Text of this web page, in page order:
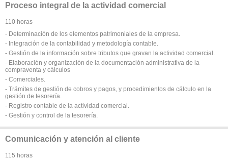
Proceso integral de la actividad comercial
110 horas
- Determinación de los elementos patrimoniales de la empresa.
- Integración de la contabilidad y metodología contable.
- Gestión de la información sobre tributos que gravan la actividad comercial.
- Elaboración y organización de la documentación administrativa de la
compraventa y cálculos
- Comerciales.
- Trámites de gestión de cobros y pagos, y procedimientos de cálculo en la
gestión de tesorería.
- Registro contable de la actividad comercial.
- Gestión y control de la tesorería.
Comunicación y atención al cliente
115 horas